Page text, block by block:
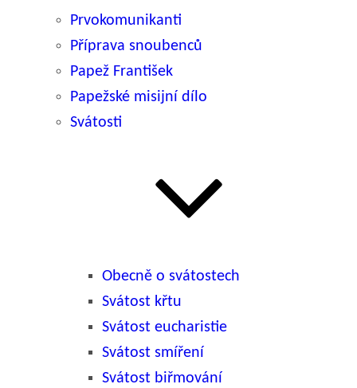
Prvokomunikanti
Příprava snoubenců
Papež František
Papežské misijní dílo
Svátosti
Obecně o svátostech
Svátost křtu
Svátost eucharistie
Svátost smíření
Svátost biřmování